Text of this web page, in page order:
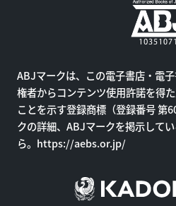
ABJマークは、この電子書店・電
権者からコンテンツ使用許諾を得
ことを示す登録商標（登録番号 第
クの詳細、ABJマークを掲示して
ら。 https://aebs.or.jp/